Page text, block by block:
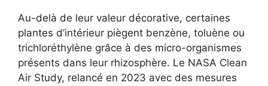
Au-delà de leur valeur décorative, certaines
plantes d’intérieur piègent benzène, toluène ou
trichloréthylène grâce à des micro-organismes
présents dans leur rhizosphère. Le NASA Clean
Air Study, relancé en 2023 avec des mesures